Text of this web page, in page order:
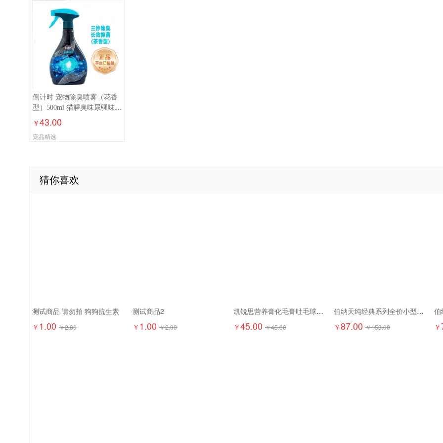
倒计时 宠物除臭喷雾（花香
型）500ml 猫腥臭味尿骚味狗
狗室内除异味
￥43.00
宠品精选
猜你喜欢
测试商品 请勿拍 狗狗抗生素
￥ 1.00 ￥2.00
测试商品2
￥ 1.00 ￥2.00
凯锐思营养膏化毛膏吐毛球调理120g
￥45.00 ￥45.00
伯纳天纯经典系列全价小型犬成年期犬粮1.5kg
￥87.00 ￥153.00 ￥